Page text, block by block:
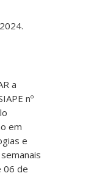
a
nº
em
e
06 de